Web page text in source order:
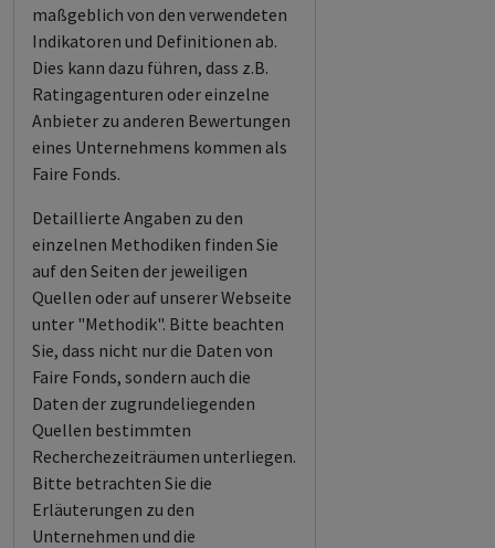
maßgeblich von den verwendeten
Indikatoren und Definitionen ab.
Dies kann dazu führen, dass z.B.
Ratingagenturen oder einzelne
Anbieter zu anderen Bewertungen
eines Unternehmens kommen als
Faire Fonds.
Detaillierte Angaben zu den
einzelnen Methodiken finden Sie
auf den Seiten der jeweiligen
Quellen oder auf unserer Webseite
unter "Methodik". Bitte beachten
Sie, dass nicht nur die Daten von
Faire Fonds, sondern auch die
Daten der zugrundeliegenden
Quellen bestimmten
Recherchezeiträumen unterliegen.
Bitte betrachten Sie die
Erläuterungen zu den
Unternehmen und die